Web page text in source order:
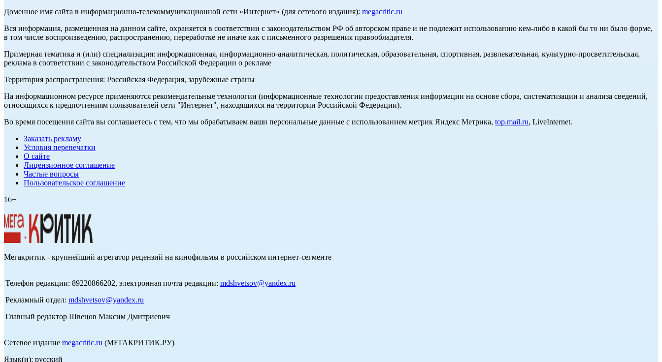
Доменное имя сайта в информационно-телекоммуникационной сети «Интернет» (для сетевого издания): megacritic.ru
Вся информация, размещенная на данном сайте, охраняется в соответствии с законодательством РФ об авторском праве и не подлежит использованию кем-либо в какой бы то ни было форме,
в том числе воспроизведению, распространению, переработке не иначе как с письменного разрешения правообладателя.
Примерная тематика и (или) специализация: информационная, информационно-аналитическая, политическая, образовательная, спортивная, развлекательная, культурно-просветительская,
реклама в соответствии с законодательством Российской Федерации о рекламе
Территория распространения: Российская Федерация, зарубежные страны
На информационном ресурсе применяются рекомендательные технологии (информационные технологии предоставления информации на основе сбора, систематизации и анализа сведений,
относящихся к предпочтениям пользователей сети "Интернет", находящихся на территории Российской Федерации).
Во время посещения сайта вы соглашаетесь с тем, что мы обрабатываем ваши персональные данные с использованием метрик Яндекс Метрика, top.mail.ru, LiveInternet.
Заказать рекламу
Условия перепечатки
О сайте
Лицензионное соглашение
Частые вопросы
Пользовательское соглашение
16+
Мегакритик - крупнейший агрегатор рецензий на кинофильмы в российском интернет-сегменте
Телефон редакции: 89220866202, электронная почта редакции: mdshvetsov@yandex.ru
Рекламный отдел: mdshvetsov@yandex.ru
Главный редактор Швецов Максим Дмитриевич
Сетевое издание megacritic.ru (МЕГАКРИТИК.РУ)
Язык(и): русский